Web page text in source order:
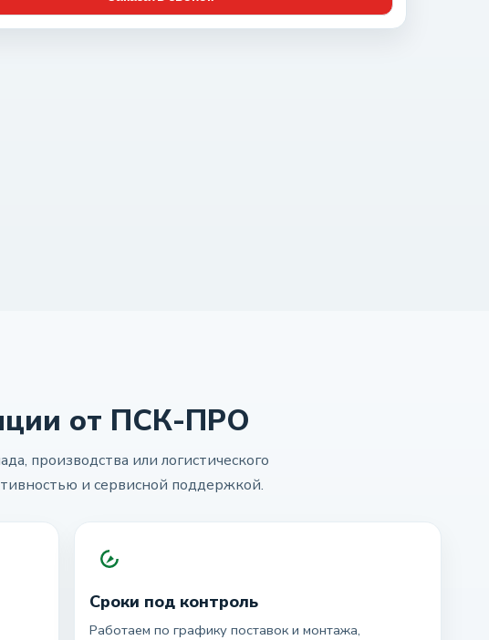
от ПСК-ПРО
производства или логистического
и сервисной поддержкой.
Сроки под контроль
Работаем по графику поставок и монтажа,